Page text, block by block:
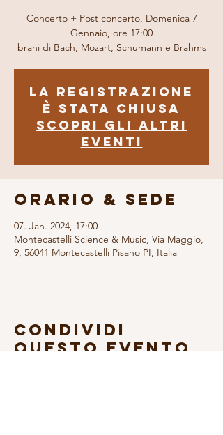
Concerto + Post concerto, Domenica 7
Gennaio, ore 17:00
brani di Bach, Mozart, Schumann e Brahms
La registrazione
è stata chiusa
Scopri gli altri
eventi
Orario & Sede
07. Jan. 2024, 17:00
Montecastelli Science & Music, Via Maggio,
9, 56041 Montecastelli Pisano PI, Italia
Condividi
questo evento